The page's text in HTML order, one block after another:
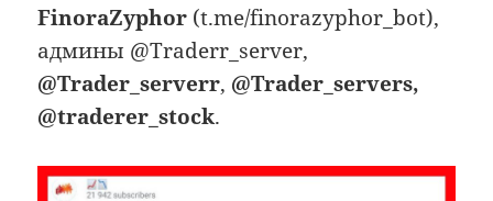
FinoraZyphor (t.me/finorazyphor_bot),
админы @Traderr_server,
@Trader_serverr, @Trader_servers,
@traderer_stock.